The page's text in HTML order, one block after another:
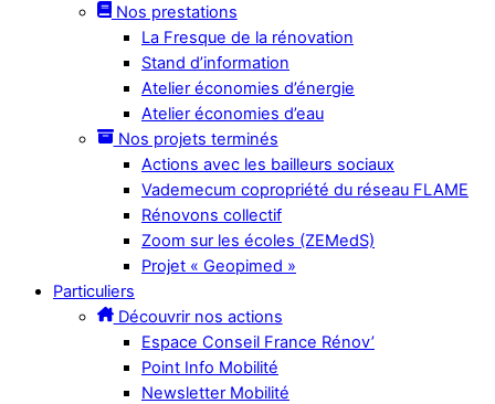
Nos prestations
La Fresque de la rénovation
Stand d’information
Atelier économies d’énergie
Atelier économies d’eau
Nos projets terminés
Actions avec les bailleurs sociaux
Vademecum copropriété du réseau FLAME
Rénovons collectif
Zoom sur les écoles (ZEMedS)
Projet « Geopimed »
Particuliers
Découvrir nos actions
Espace Conseil France Rénov’
Point Info Mobilité
Newsletter Mobilité